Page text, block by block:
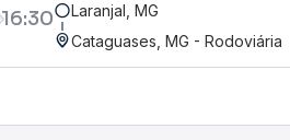
16:30
Laranjal, MG
Cataguases, MG - Rodoviária